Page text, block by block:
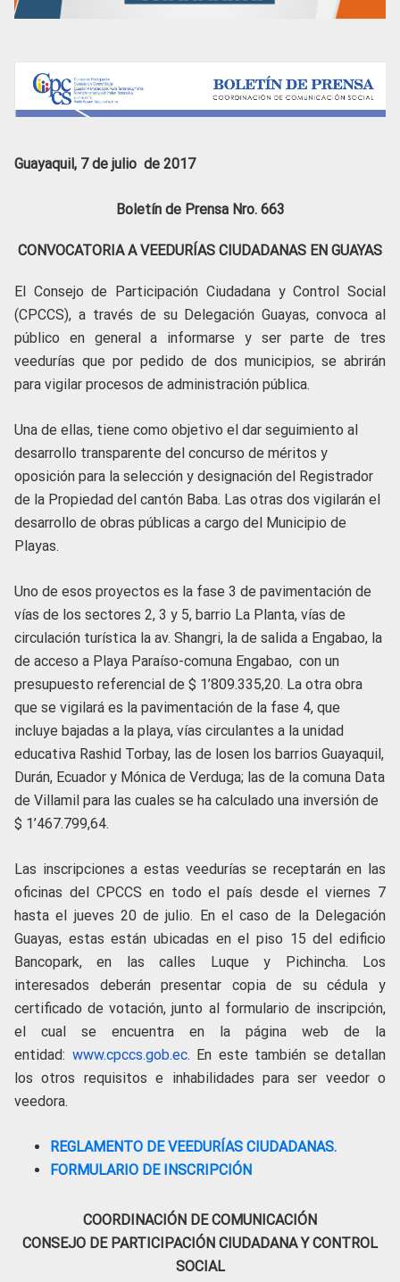
Guayaquil, 7 de julio de 2017
Boletín de Prensa Nro. 663
CONVOCATORIA A VEEDURÍAS CIUDADANAS EN GUAYAS
El Consejo de Participación Ciudadana y Control Social
(CPCCS), a través de su Delegación Guayas, convoca al
público en general a informarse y ser parte de tres
veedurías que por pedido de dos municipios, se abrirán
para vigilar procesos de administración pública.
Una de ellas, tiene como objetivo el dar seguimiento al
desarrollo transparente del concurso de méritos y
oposición para la selección y designación del Registrador
de la Propiedad del cantón Baba. Las otras dos vigilarán el
desarrollo de obras públicas a cargo del Municipio de
Playas.
Uno de esos proyectos es la fase 3 de pavimentación de
vías de los sectores 2, 3 y 5, barrio La Planta, vías de
circulación turística la av. Shangri, la de salida a Engabao, la
de acceso a Playa Paraíso-comuna Engabao, con un
presupuesto referencial de $ 1’809.335,20. La otra obra
que se vigilará es la pavimentación de la fase 4, que
incluye bajadas a la playa, vías circulantes a la unidad
educativa Rashid Torbay, las de losen los barrios Guayaquil,
Durán, Ecuador y Mónica de Verduga; las de la comuna Data
de Villamil para las cuales se ha calculado una inversión de
$ 1’467.799,64.
Las inscripciones a estas veedurías se receptarán en las
oficinas del CPCCS en todo el país desde el viernes 7
hasta el jueves 20 de julio. En el caso de la Delegación
Guayas, estas están ubicadas en el piso 15 del edificio
Bancopark, en las calles Luque y Pichincha. Los
interesados deberán presentar copia de su cédula y
certificado de votación, junto al formulario de inscripción,
el cual se encuentra en la página web de la
entidad: www.cpccs.gob.ec. En este también se detallan
los otros requisitos e inhabilidades para ser veedor o
veedora.
REGLAMENTO DE VEEDURÍAS CIUDADANAS.
FORMULARIO DE INSCRIPCIÓN
COORDINACIÓN DE COMUNICACIÓN
CONSEJO DE PARTICIPACIÓN CIUDADANA Y CONTROL
SOCIAL